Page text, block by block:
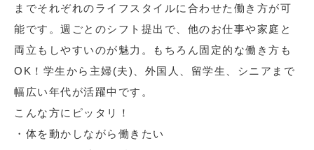
までそれぞれのライフスタイルに合わせた働き方が可
能です。週ごとのシフト提出で、他のお仕事や家庭と
両立もしやすいのが魅力。もちろん固定的な働き方も
OK！学生から主婦(夫)、外国人、留学生、シニアまで
幅広い年代が活躍中です。
こんな方にピッタリ！
・体を動かしながら働きたい